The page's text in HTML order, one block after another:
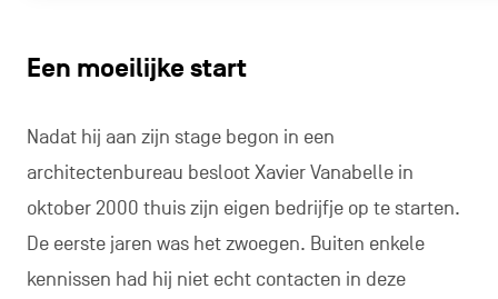
Een moeilijke start
Nadat hij aan zijn stage begon in een
architectenbureau besloot Xavier Vanabelle in
oktober 2000 thuis zijn eigen bedrijfje op te starten.
De eerste jaren was het zwoegen. Buiten enkele
kennissen had hij niet echt contacten in deze